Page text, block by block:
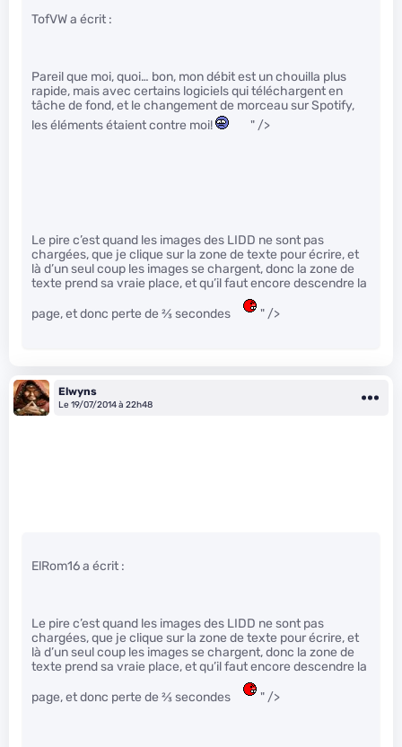
TofVW a écrit :
Pareil que moi, quoi… bon, mon débit est un chouilla plus
rapide, mais avec certains logiciels qui téléchargent en
tâche de fond, et le changement de morceau sur Spotify,
les éléments étaient contre moi!
" />
Le pire c’est quand les images des LIDD ne sont pas
chargées, que je clique sur la zone de texte pour écrire, et
là d’un seul coup les images se chargent, donc la zone de
texte prend sa vraie place, et qu’il faut encore descendre la
page, et donc perte de 2⁄3secondes " />
Elwyns
Le 19/07/2014 à 22h48
ElRom16 a écrit :
Le pire c’est quand les images des LIDD ne sont pas
chargées, que je clique sur la zone de texte pour écrire, et
là d’un seul coup les images se chargent, donc la zone de
texte prend sa vraie place, et qu’il faut encore descendre la
page, et donc perte de 2⁄3secondes " />